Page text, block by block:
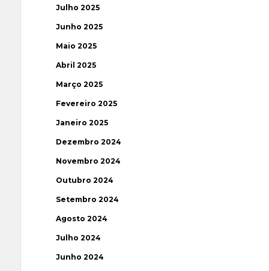
Julho 2025
Junho 2025
Maio 2025
Abril 2025
Março 2025
Fevereiro 2025
Janeiro 2025
Dezembro 2024
Novembro 2024
Outubro 2024
Setembro 2024
Agosto 2024
Julho 2024
Junho 2024